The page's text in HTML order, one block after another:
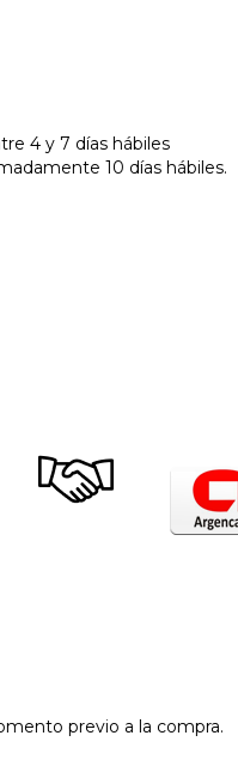
4 y 7 días hábiles
10 días hábiles.
previo a la compra.